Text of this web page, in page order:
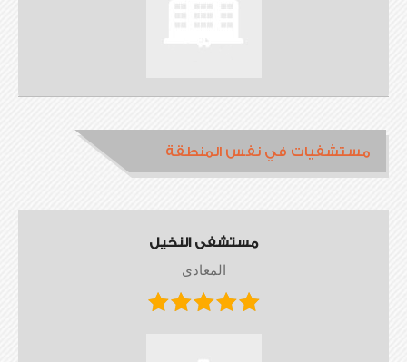
مستشفيات في نفس المنطقة
مستشفى النخيل
المعادى